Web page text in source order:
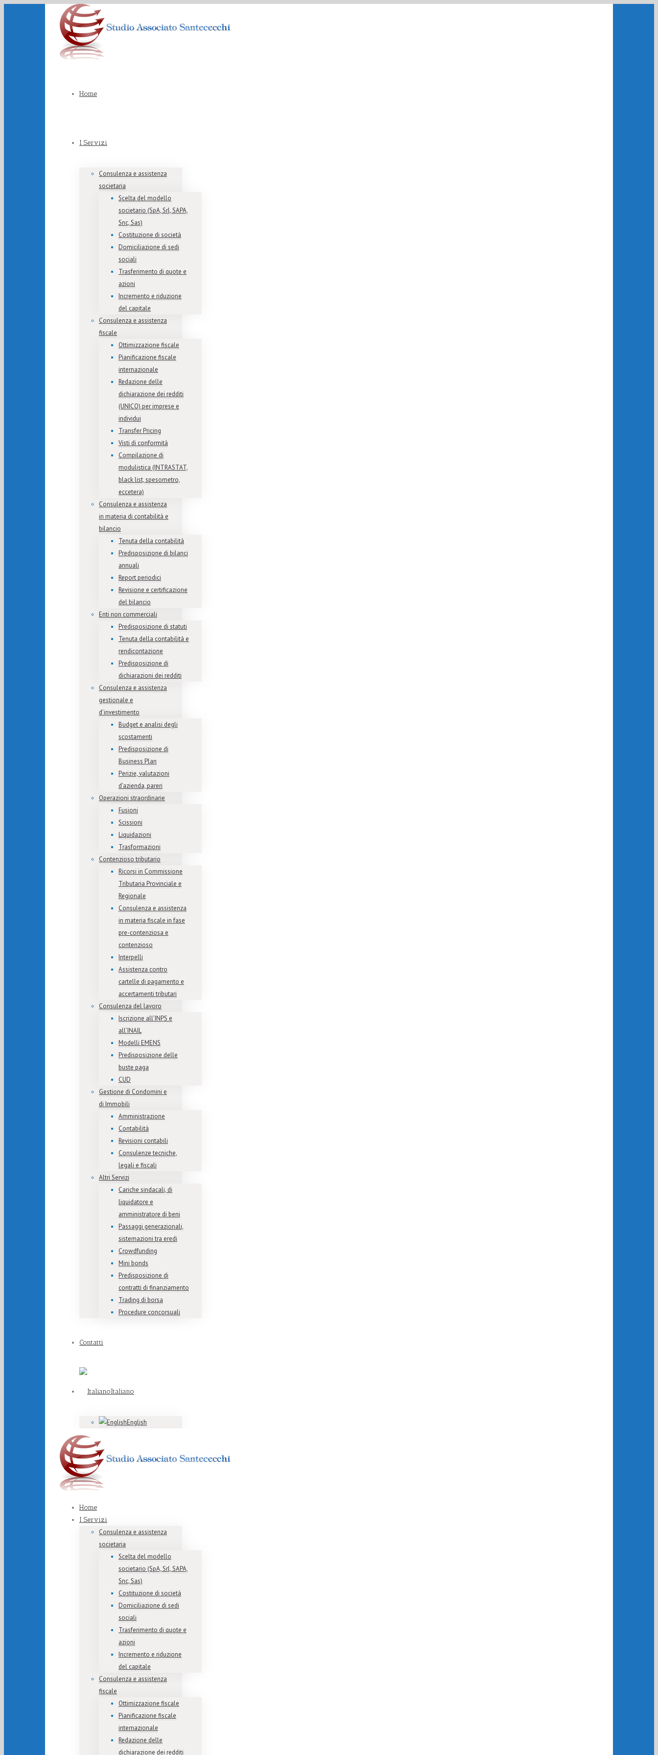
Home
I Servizi
Consulenza e assistenza
societaria
Scelta del modello
societario (SpA, Srl, SAPA,
Snc, Sas)
Costituzione di società
Domiciliazione di sedi
sociali
Trasferimento di quote e
azioni
Incremento e riduzione
del capitale
Consulenza e assistenza
fiscale
Ottimizzazione fiscale
Pianificazione fiscale
internazionale
Redazione delle
dichiarazione dei redditi
(UNICO) per imprese e
individui
Transfer Pricing
Visti di conformità
Compilazione di
modulistica (INTRASTAT,
black list, spesometro,
eccetera)
Consulenza e assistenza
in materia di contabilità e
bilancio
Tenuta della contabilità
Predisposizione di bilanci
annuali
Report periodici
Revisione e certificazione
del bilancio
Enti non commerciali
Predisposizione di statuti
Tenuta della contabilità e
rendicontazione
Predisposizione di
dichiarazioni dei redditi
Consulenza e assistenza
gestionale e
d’investimento
Budget e analisi degli
scostamenti
Predisposizione di
Business Plan
Perizie, valutazioni
d’azienda, pareri
Operazioni straordinarie
Fusioni
Scissioni
Liquidazioni
Trasformazioni
Contenzioso tributario
Ricorsi in Commissione
Tributaria Provinciale e
Regionale
Consulenza e assistenza
in materia fiscale in fase
pre-contenziosa e
contenzioso
Interpelli
Assistenza contro
cartelle di pagamento e
accertamenti tributari
Consulenza del lavoro
Iscrizione all’INPS e
all’INAIL
Modelli EMENS
Predisposizione delle
buste paga
CUD
Gestione di Condomini e
di Immobili
Amministrazione
Contabilità
Revisioni contabili
Consulenze tecniche,
legali e fiscali
Altri Servizi
Cariche sindacali, di
liquidatore e
amministratore di beni
Passaggi generazionali,
sistemazioni tra eredi
Crowdfunding
Mini bonds
Predisposizione di
contratti di finanziamento
Trading di borsa
Procedure concorsuali
Contatti
Italiano
English
Home
I Servizi
Consulenza e assistenza
societaria
Scelta del modello
societario (SpA, Srl, SAPA,
Snc, Sas)
Costituzione di società
Domiciliazione di sedi
sociali
Trasferimento di quote e
azioni
Incremento e riduzione
del capitale
Consulenza e assistenza
fiscale
Ottimizzazione fiscale
Pianificazione fiscale
internazionale
Redazione delle
dichiarazione dei redditi